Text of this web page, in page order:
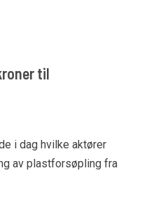
til
i dag hvilke aktører
av plastforsøpling fra